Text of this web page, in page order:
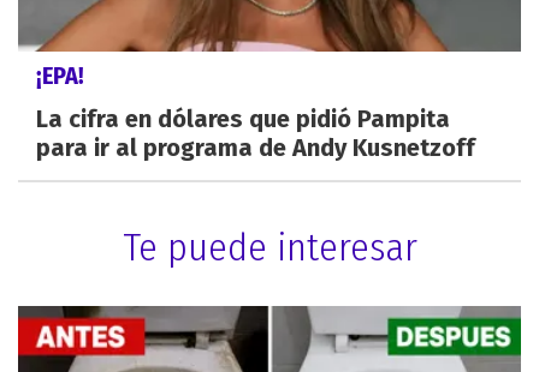
¡EPA!
La cifra en dólares que pidió Pampita
para ir al programa de Andy Kusnetzoff
Te puede interesar